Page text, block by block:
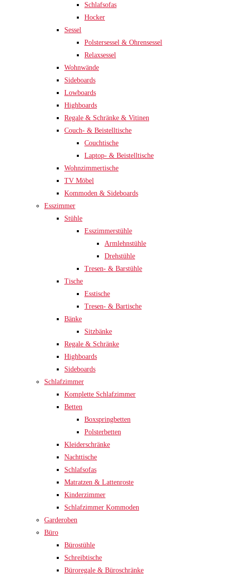
Schlafsofas
Hocker
Sessel
Polstersessel & Ohrensessel
Relaxsessel
Wohnwände
Sideboards
Lowboards
Highboards
Regale & Schränke & Vitinen
Couch- & Beistelltische
Couchtische
Laptop- & Beistelltische
Wohnzimmertische
TV Möbel
Kommoden & Sideboards
Esszimmer
Stühle
Esszimmerstühle
Armlehnstühle
Drehstühle
Tresen- & Barstühle
Tische
Esstische
Tresen- & Bartische
Bänke
Sitzbänke
Regale & Schränke
Highboards
Sideboards
Schlafzimmer
Komplette Schlafzimmer
Betten
Boxspringbetten
Polsterbetten
Kleiderschränke
Nachttische
Schlafsofas
Matratzen & Lattenroste
Kinderzimmer
Schlafzimmer Kommoden
Garderoben
Büro
Bürostühle
Schreibtische
Büroregale & Büroschränke